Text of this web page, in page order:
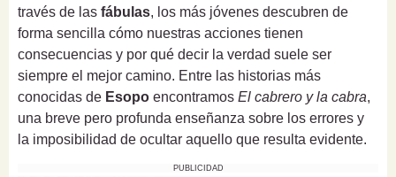
través de las fábulas, los más jóvenes descubren de
forma sencilla cómo nuestras acciones tienen
consecuencias y por qué decir la verdad suele ser
siempre el mejor camino. Entre las historias más
conocidas de Esopo encontramos El cabrero y la cabra,
una breve pero profunda enseñanza sobre los errores y
la imposibilidad de ocultar aquello que resulta evidente.
PUBLICIDAD